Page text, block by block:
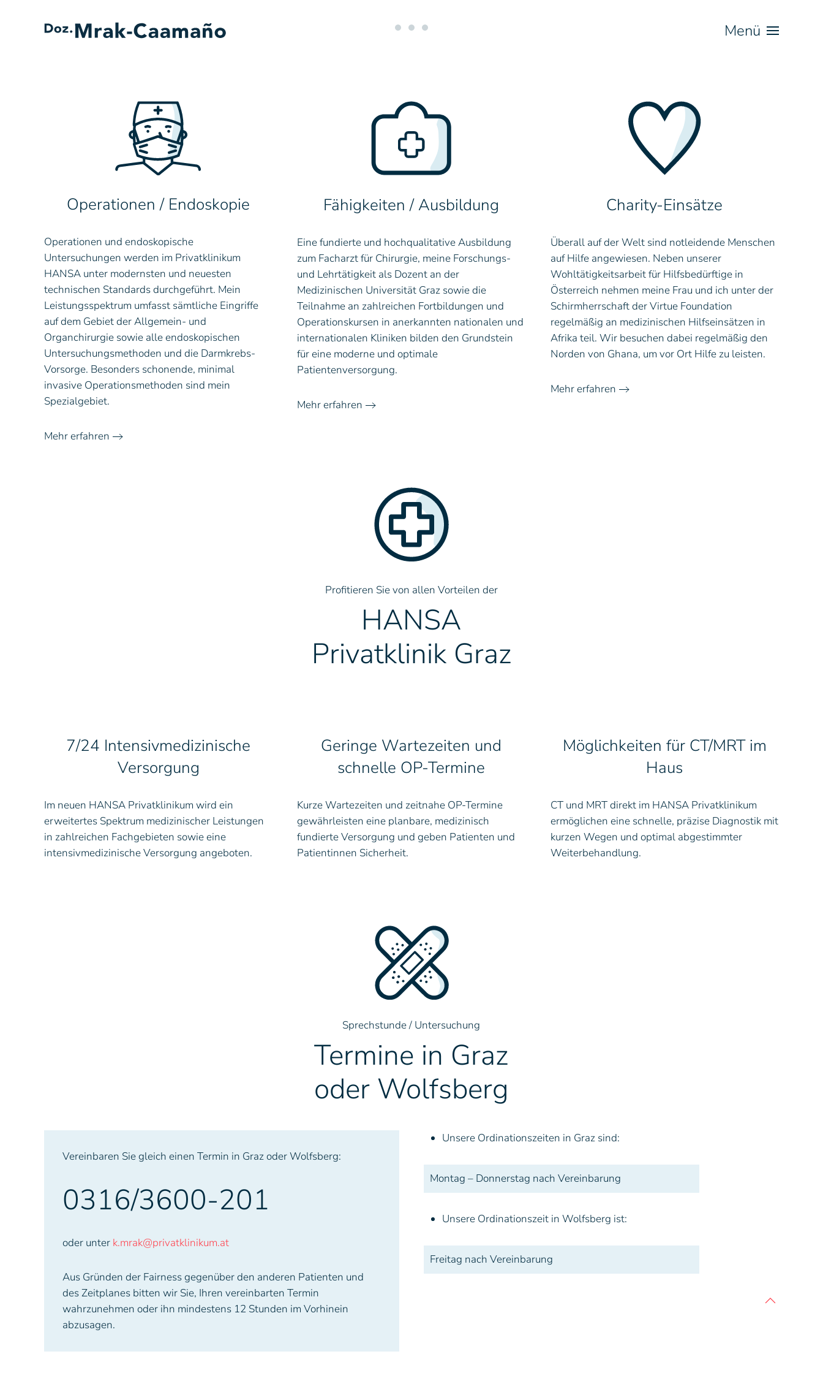
Skip to main content Menü
Operationen / Endoskopie
Operationen und endoskopische
Untersuchungen werden im Privatklinikum
HANSA unter modernsten und neuesten
technischen Standards durchgeführt. Mein
Leistungsspektrum umfasst sämtliche Eingriffe
auf dem Gebiet der Allgemein- und
Organchirurgie sowie alle endoskopischen
Untersuchungsmethoden und die Darmkrebs-
Vorsorge. Besonders schonende, minimal
invasive Operationsmethoden sind mein
Spezialgebiet.
Mehr erfahren
Fähigkeiten / Ausbildung
Eine fundierte und hochqualitative Ausbildung
zum Facharzt für Chirurgie, meine Forschungs-
und Lehrtätigkeit als Dozent an der
Medizinischen Universität Graz sowie die
Teilnahme an zahlreichen Fortbildungen und
Operationskursen in anerkannten nationalen und
internationalen Kliniken bilden den Grundstein
für eine moderne und optimale
Patientenversorgung.
Mehr erfahren
Charity-Einsätze
Überall auf der Welt sind notleidende Menschen
auf Hilfe angewiesen. Neben unserer
Wohltätigkeitsarbeit für Hilfsbedürftige in
Österreich nehmen meine Frau und ich unter der
Schirmherrschaft der Virtue Foundation
regelmäßig an medizinischen Hilfseinsätzen in
Afrika teil. Wir besuchen dabei regelmäßig den
Norden von Ghana, um vor Ort Hilfe zu leisten.
Mehr erfahren
Profitieren Sie von allen Vorteilen der
HANSA
Privatklinik Graz
7/24 Intensivmedizinische
Versorgung
Im neuen HANSA Privatklinikum wird ein
erweitertes Spektrum medizinischer Leistungen
in zahlreichen Fachgebieten sowie eine
intensivmedizinische Versorgung angeboten.
Geringe Wartezeiten und
schnelle OP-Termine
Kurze Wartezeiten und zeitnahe OP-Termine
gewährleisten eine planbare, medizinisch
fundierte Versorgung und geben Patienten und
Patientinnen Sicherheit.
Möglichkeiten für CT/MRT im
Haus
CT und MRT direkt im HANSA Privatklinikum
ermöglichen eine schnelle, präzise Diagnostik mit
kurzen Wegen und optimal abgestimmter
Weiterbehandlung.
Sprechstunde / Untersuchung
Termine in Graz
oder Wolfsberg
Vereinbaren Sie gleich einen Termin in Graz oder Wolfsberg:
0316/3600-201
oder unter k.mrak@privatklinikum.at
Aus Gründen der Fairness gegenüber den anderen Patienten und
des Zeitplanes bitten wir Sie, Ihren vereinbarten Termin
wahrzunehmen oder ihn mindestens 12 Stunden im Vorhinein
abzusagen.
Unsere Ordinationszeiten in Graz sind:
Montag – Donnerstag nach Vereinbarung
Unsere Ordinationszeit in Wolfsberg ist:
Freitag nach Vereinbarung